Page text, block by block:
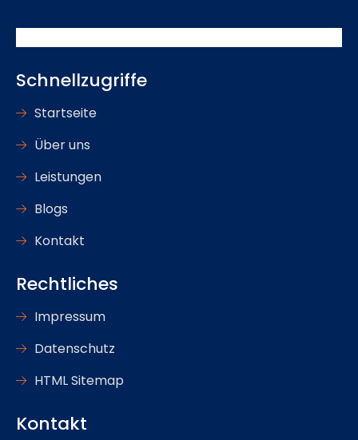
Schnellzugriffe
Startseite
Über uns
Leistungen
Blogs
Kontakt
Rechtliches
Impressum
Datenschutz
HTML Sitemap
Kontakt